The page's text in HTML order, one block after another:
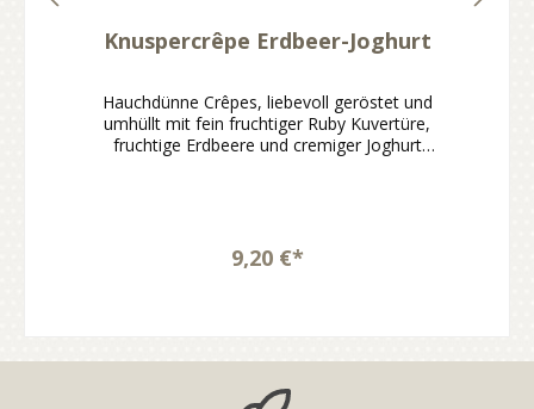
Knuspercrêpe Erdbeer-Joghurt
Hauchdünne Crêpes, liebevoll geröstet und
umhüllt mit fein fruchtiger Ruby Kuvertüre,
fruchtige Erdbeere und cremiger Joghurt
leicht im CharakterHandgemacht und sofort
genussbereitIdeal zum Naschen, Teilen oder
Ruby Kuvertüre nach hauseigener Rezeptur.
Joghurt sorgt für einen leichten, charmanten
9,20 €*